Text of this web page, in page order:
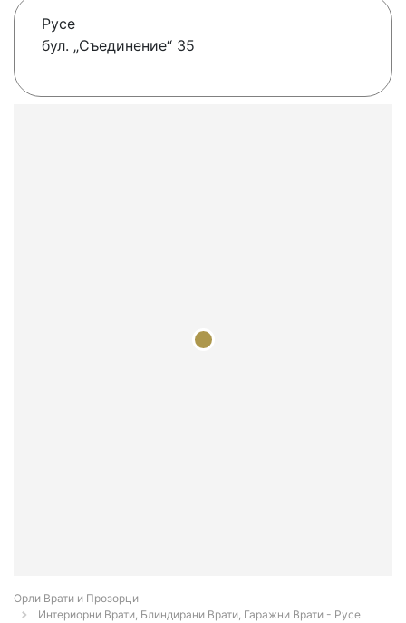
Русе
бул. „Съединение“ 35
Орли Врати и Прозорци
Интериорни Врати, Блиндирани Врати, Гаражни Врати - Русе